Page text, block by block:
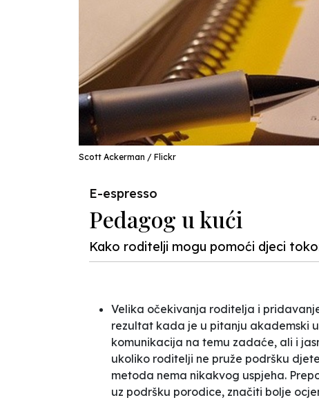
Scott Ackerman / Flickr
E-espresso
Pedagog u kući
Kako roditelji mogu pomoći djeci
Velika očekivanja roditelja i
rezultat kada je u pitanju akademski
komunikacija na temu zadaće, ali i
ukoliko roditelji ne pruže podršku
metoda nema nikakvog uspjeha.
uz podršku porodice, značiti bolje